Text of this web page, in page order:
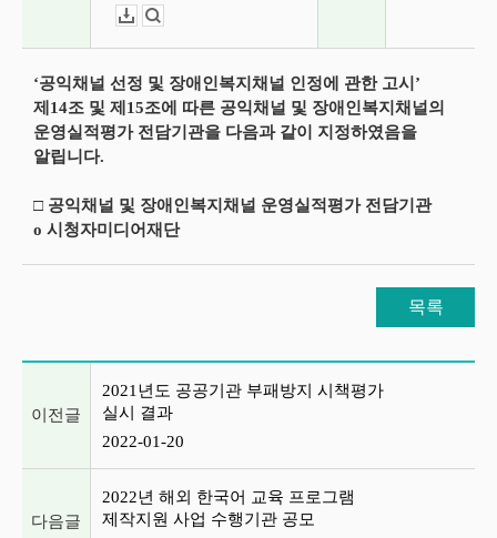
‘공익채널 선정 및 장애인복지채널 인정에 관한 고시’
제14조 및 제15조에 따른 공익채널 및 장애인복지채널의
운영실적평가 전담기관을 다음과 같이 지정하였음을
알립니다.
□ 공익채널 및 장애인복지채널 운영실적평가 전담기관
o 시청자미디어재단
목록
이전글
2021년도 공공기관 부패방지 시책평가
실시 결과
2022-01-20
다음글
2022년 해외 한국어 교육 프로그램
제작지원 사업 수행기관 공모